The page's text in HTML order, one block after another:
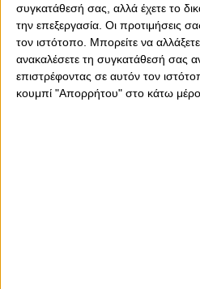
συγκατάθεσή σας, αλλά έχετε το
την επεξεργασία. Οι προτιμήσεις
τον ιστότοπο. Μπορείτε να
ανακαλέσετε τη συγκατάθεσή σας
επιστρέφοντας σε αυτόν τον
κουμπί "Απορρήτου" στο κάτω
Έναν 17χρονο παίκτη του
ραντάρ της, η Πάρμα, σε μια
αποτελεί επένδυση για το
Ο λόγος για τον Πάρη Πλειώνη,
στους «ερυθρολεύκους» πριν